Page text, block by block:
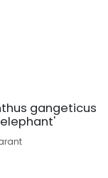
gangeticus